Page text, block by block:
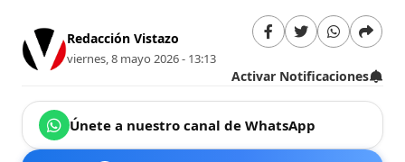
Redacción Vistazo
viernes, 8 mayo 2026 - 13:13
Activar Notificaciones
Únete a nuestro canal de WhatsApp